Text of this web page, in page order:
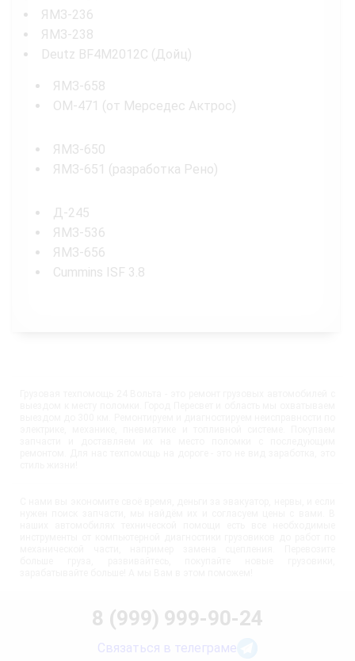
ЯМЗ-236
ЯМЗ-238
Deutz BF4M2012C (Дойц)
ЯМЗ-658
OM-471 (от Мерседес Актрос)
ЯМЗ-650
ЯМЗ-651 (разработка Рено)
Д-245
ЯМЗ-536
ЯМЗ-656
Cummins ISF 3.8
8 (999) 999-90-24
Связаться в телеграме